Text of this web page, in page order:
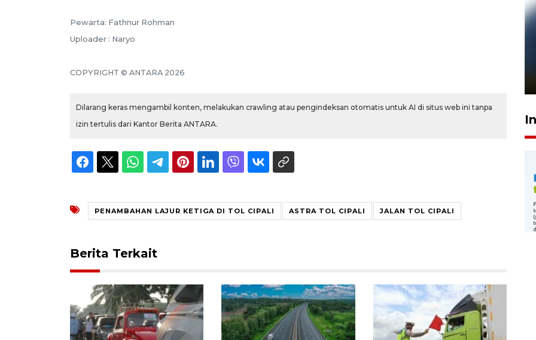
Pewarta: Fathnur Rohman
Uploader : Naryo
COPYRIGHT © ANTARA 2026
Dilarang keras mengambil konten, melakukan crawling atau pengindeksan otomatis untuk AI di situs web ini tanpa
izin tertulis dari Kantor Berita ANTARA.
PENAMBAHAN LAJUR KETIGA DI TOL CIPALI ASTRA TOL CIPALI JALAN TOL CIPALI
Berita Terkait